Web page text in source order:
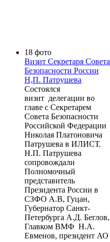
18 фото
Визит Секретаря Совета
Безопасности России
Н,П. Патрушева
Состоялся
визит делегации во
главе с Секретарем
Совета Безопасности
Российской Федерации
Николая Платоновича
Патрушева в ИЛИСТ.
Н.П. Патрушева
сопровождали
Полномочный
представитель
Президента России в
СЗФО А.В, Гуцан,
Губернатор Санкт-
Петербурга А.Д. Беглов,
Главком ВМФ Н.А.
Евменов, президент АО